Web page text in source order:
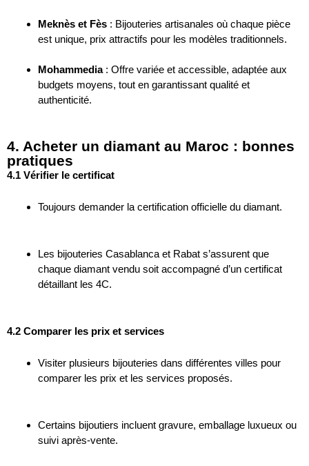
Meknès et Fès : Bijouteries artisanales où chaque pièce
est unique, prix attractifs pour les modèles traditionnels.
Mohammedia: Offre variée et accessible, adaptée aux
budgets moyens, tout en garantissant qualité et
authenticité.
4. Acheter un diamant au Maroc : bonnes
pratiques
4.1 Vérifier le certificat
Toujours demander la certification officielle du diamant.
Les bijouteries Casablanca et Rabat s’assurent que
chaque diamant vendu soit accompagné d’un certificat
détaillant les 4C.
4.2 Comparer les prix et services
Visiter plusieurs bijouteries dans différentes villes pour
comparer les prix et les services proposés.
Certains bijoutiers incluent gravure, emballage luxueux ou
suivi après-vente.